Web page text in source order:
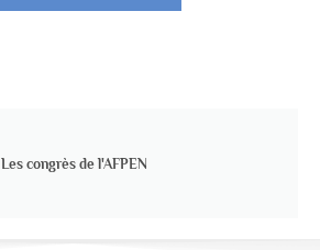
Les congrès de l'AFPEN